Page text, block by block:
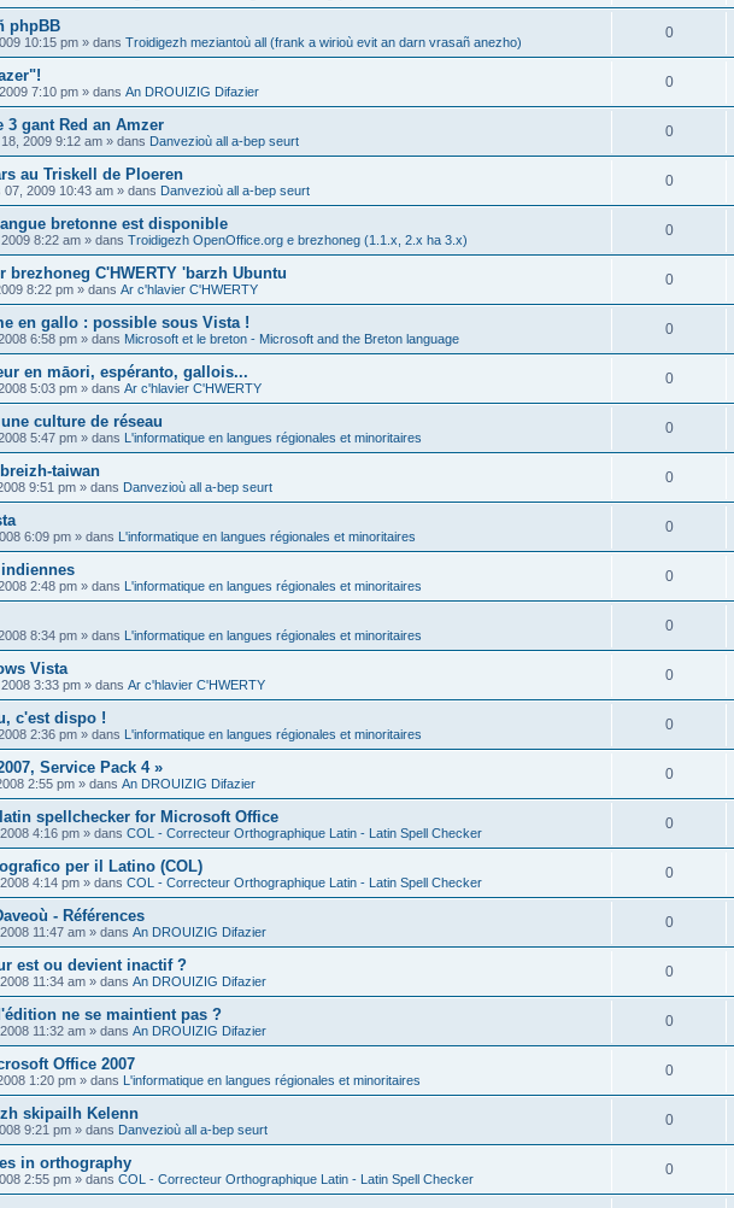
phpBB
10:15 pm » dans Troidigezh meziantoù all (frank a wirioù evit an darn vrasañ anezho)
0
7:10 pm » dans An DROUIZIG Difazier
0
3 gant Red an Amzer
2009 9:12 am » dans Danvezioù all a-bep seurt
0
au Triskell de Ploeren
07, 2009 10:43 am » dans Danvezioù all a-bep seurt
0
bretonne est disponible
8:22 am » dans Troidigezh OpenOffice.org e brezhoneg (1.1.x, 2.x ha 3.x)
0
brezhoneg C'HWERTY 'barzh Ubuntu
8:22 pm » dans Ar c'hlavier C'HWERTY
0
en gallo : possible sous Vista !
6:58 pm » dans Microsoft et le breton - Microsoft and the Breton language
0
en māori, espéranto, gallois...
5:03 pm » dans Ar c'hlavier C'HWERTY
0
culture de réseau
5:47 pm » dans L'informatique en langues régionales et minoritaires
0
taiwan
9:51 pm » dans Danvezioù all a-bep seurt
0
6:09 pm » dans L'informatique en langues régionales et minoritaires
0
2:48 pm » dans L'informatique en langues régionales et minoritaires
0
8:34 pm » dans L'informatique en langues régionales et minoritaires
0
Vista
3:33 pm » dans Ar c'hlavier C'HWERTY
0
c'est dispo !
2:36 pm » dans L'informatique en langues régionales et minoritaires
0
Service Pack 4 »
2:55 pm » dans An DROUIZIG Difazier
0
spellchecker for Microsoft Office
4:16 pm » dans COL - Correcteur Orthographique Latin - Latin Spell Checker
0
per il Latino (COL)
4:14 pm » dans COL - Correcteur Orthographique Latin - Latin Spell Checker
0
- Références
11:47 am » dans An DROUIZIG Difazier
0
est ou devient inactif ?
11:34 am » dans An DROUIZIG Difazier
0
ne se maintient pas ?
11:32 am » dans An DROUIZIG Difazier
0
Office 2007
1:20 pm » dans L'informatique en langues régionales et minoritaires
0
skipailh Kelenn
9:21 pm » dans Danvezioù all a-bep seurt
0
in orthography
2:55 pm » dans COL - Correcteur Orthographique Latin - Latin Spell Checker
0